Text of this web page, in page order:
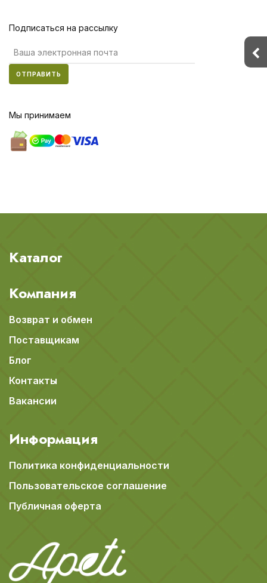
Подписаться на рассылку
ОТПРАВИТЬ
Мы принимаем
Каталог
Компания
Возврат и обмен
Поставщикам
Блог
Контакты
Вакансии
Информация
Политика конфиденциальности
Пользовательское соглашение
Публичная оферта